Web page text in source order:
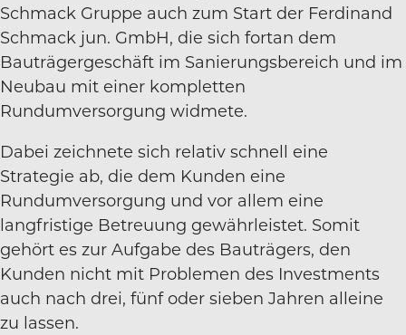
Schmack Gruppe auch zum Start der Ferdinand
Schmack jun. GmbH, die sich fortan dem
Bauträgergeschäft im Sanierungsbereich und im
Neubau mit einer kompletten
Rundumversorgung widmete.
Dabei zeichnete sich relativ schnell eine
Strategie ab, die dem Kunden eine
Rundumversorgung und vor allem eine
langfristige Betreuung gewährleistet. Somit
gehört es zur Aufgabe des Bauträgers, den
Kunden nicht mit Problemen des Investments
auch nach drei, fünf oder sieben Jahren alleine
zu lassen.